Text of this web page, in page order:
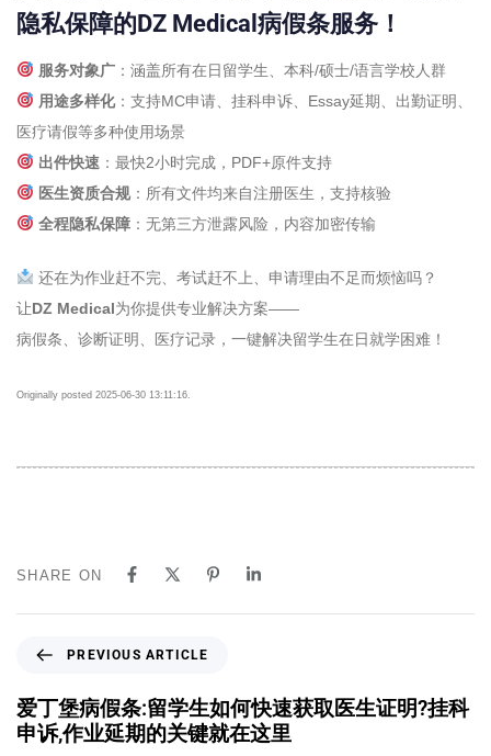
隐私保障的DZ Medical病假条服务！
服务对象广：涵盖所有在日留学生、本科/硕士/语言学校人群
用途多样化：支持MC申请、挂科申诉、Essay延期、出勤证明、
医疗请假等多种使用场景
出件快速 ：最快2小时完成，PDF+原件支持
医生资质合规：所有文件均来自注册医生，支持核验
全程隐私保障：无第三方泄露风险，内容加密传输
还在为作业赶不完、考试赶不上、申请理由不足而烦恼吗？
让DZ Medical为你提供专业解决方案——
病假条、诊断证明、医疗记录，一键解决留学生在日就学困难！
Originally posted 2025-06-30 13:11:16.
SHARE ON
PREVIOUS ARTICLE
爱丁堡病假条:留学生如何快速获取医生证明?挂科
申诉,作业延期的关键就在这里